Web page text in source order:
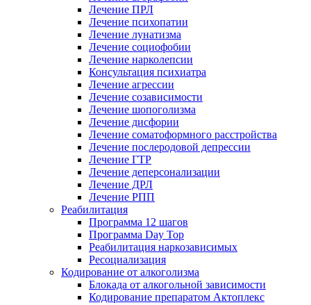
Лечение ПРЛ
Лечение психопатии
Лечение лунатизма
Лечение социофобии
Лечение нарколепсии
Консультация психиатра
Лечение агрессии
Лечение созависимости
Лечение шопоголизма
Лечение дисфории
Лечение соматоформного расстройства
Лечение послеродовой депрессии
Лечение ГТР
Лечение деперсонализации
Лечение ДРЛ
Лечение РПП
Реабилитация
Программа 12 шагов
Программа Day Top
Реабилитация наркозависимых
Ресоциализация
Кодирование от алкоголизма
Блокада от алкогольной зависимости
Кодирование препаратом Актоплекс